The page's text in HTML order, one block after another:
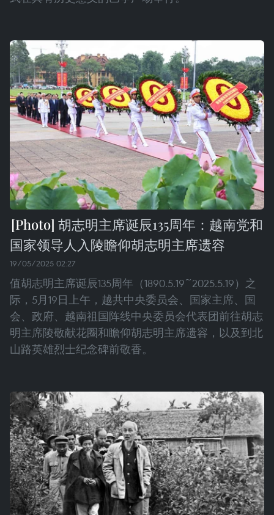
胡志明主席诞辰135周年：越南党和
国家领导人入陵瞻仰胡志明主席遗容
19/05/2025 02:27
值胡志明主席诞辰135周年（1890.5.19~2025.5.19）之
际，5月19日上午，越共中央委员会、国家主席、国
会、政府、越南祖国阵线中央委员会代表团前往胡志
明主席陵敬献花圈和瞻仰胡志明主席遗容，以及到北
山路英雄烈士纪念碑前敬香。